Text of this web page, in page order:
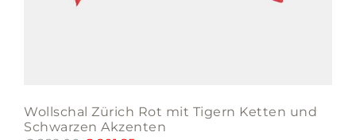
Wollschal Zürich Rot mit Tigern Ketten und
Schwarzen Akzenten